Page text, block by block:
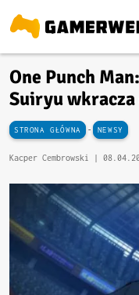
One Punch
Suiryu
STRONA GŁÓWNA - NEWSY
Kacper Cembrowski |